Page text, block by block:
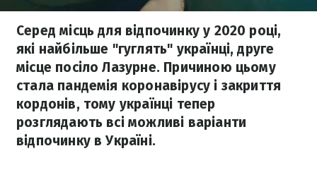
Серед місць для відпочинку у 2020 році,
які найбільше "гуглять" українці, друге
місце посіло Лазурне. Причиною цьому
стала пандемія коронавірусу і закриття
кордонів, тому українці тепер
розглядають всі можливі варіанти
відпочинку в Україні.